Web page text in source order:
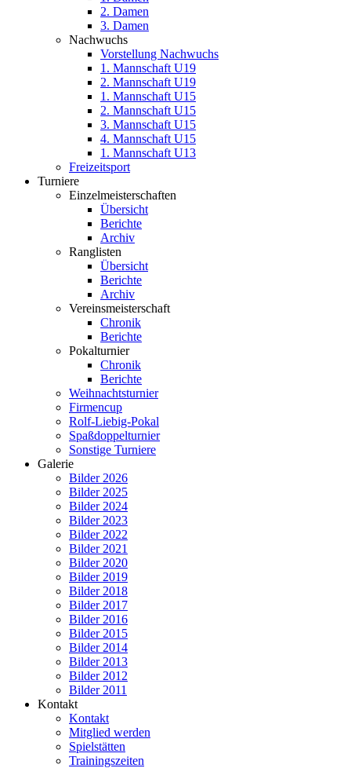
2. Damen
3. Damen
Nachwuchs
Vorstellung Nachwuchs
1. Mannschaft U19
2. Mannschaft U19
1. Mannschaft U15
2. Mannschaft U15
3. Mannschaft U15
4. Mannschaft U15
1. Mannschaft U13
Freizeitsport
Turniere
Einzelmeisterschaften
Übersicht
Berichte
Archiv
Ranglisten
Übersicht
Berichte
Archiv
Vereinsmeisterschaft
Chronik
Berichte
Pokalturnier
Chronik
Berichte
Weihnachtsturnier
Firmencup
Rolf-Liebig-Pokal
Spaßdoppelturnier
Sonstige Turniere
Galerie
Bilder 2026
Bilder 2025
Bilder 2024
Bilder 2023
Bilder 2022
Bilder 2021
Bilder 2020
Bilder 2019
Bilder 2018
Bilder 2017
Bilder 2016
Bilder 2015
Bilder 2014
Bilder 2013
Bilder 2012
Bilder 2011
Kontakt
Kontakt
Mitglied werden
Spielstätten
Trainingszeiten